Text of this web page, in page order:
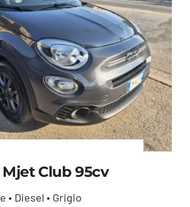
Mjet Club 95cv
• Diesel • Grigio